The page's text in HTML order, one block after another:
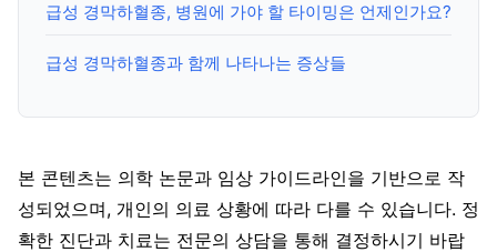
급성 경막하혈종, 병원에 가야 할 타이밍은 언제인가요?
급성 경막하혈종과 함께 나타나는 증상들
본 콘텐츠는 의학 논문과 임상 가이드라인을 기반으로 작
성되었으며, 개인의 의료 상황에 따라 다를 수 있습니다. 정
확한 진단과 치료는 전문의 상담을 통해 결정하시기 바랍